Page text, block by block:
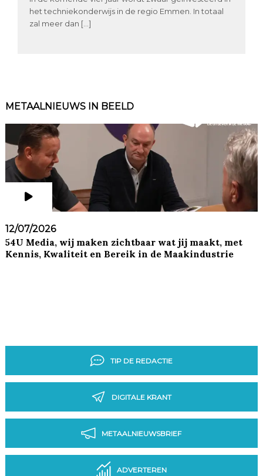
het techniekonderwijs in de regio Emmen. In totaal
zal meer dan […]
METAALNIEUWS IN BEELD
12/07/2026
54U Media, wij maken zichtbaar wat jij maakt, met
Kennis, Kwaliteit en Bereik in de Maakindustrie
TIP DE REDACTIE
DIGITALE KRANT
METAALNIEUWSBRIEF
ADVERTEREN